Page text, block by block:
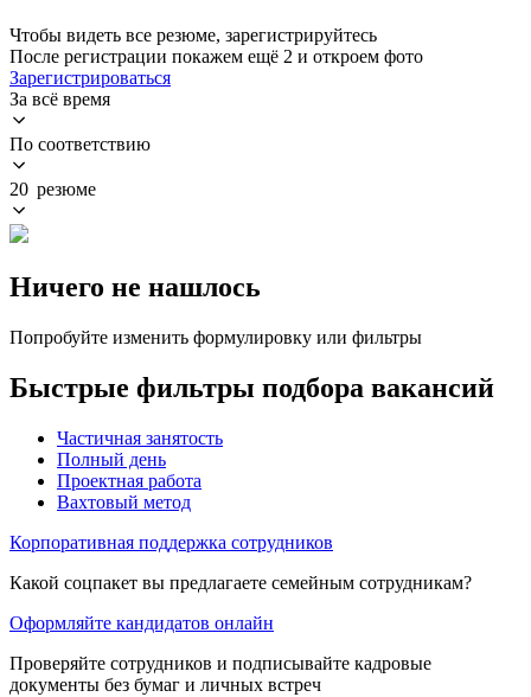
Чтобы видеть все резюме, зарегистрируйтесь
После регистрации покажем ещё 2 и откроем фото
Зарегистрироваться
За всё время
По соответствию
20 резюме
Ничего не нашлось
Попробуйте изменить формулировку или фильтры
Быстрые фильтры подбора вакансий
Частичная занятость
Полный день
Проектная работа
Вахтовый метод
Корпоративная поддержка сотрудников
Какой соцпакет вы предлагаете семейным сотрудникам?
Оформляйте кандидатов онлайн
Проверяйте сотрудников и подписывайте кадровые
документы без бумаг и личных встреч